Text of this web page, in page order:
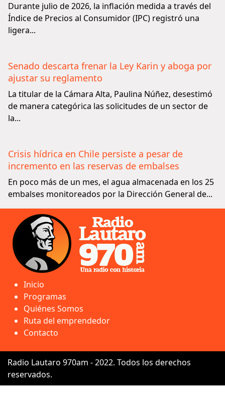
Durante julio de 2026, la inflación medida a través del
Índice de Precios al Consumidor (IPC) registró una
ligera...
Senado descarta frenar la Ley Karin y aboga por
ajustar su reglamento
La titular de la Cámara Alta, Paulina Núñez, desestimó
de manera categórica las solicitudes de un sector de
la...
Crisis hídrica en Chile persiste a pesar de
incremento en las reservas de embalses
En poco más de un mes, el agua almacenada en los 25
embalses monitoreados por la Dirección General de...
Inicio
Programas
Quiénes Somos
Ruta del emprendedor
Contacto
Radio Lautaro 970am - 2022. Todos los derechos
reservados.